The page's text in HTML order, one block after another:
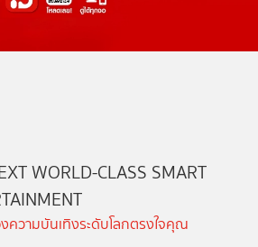
WORLD-CLASS SMART
ความบันเทิงระดับโลกตรงใจคุณ